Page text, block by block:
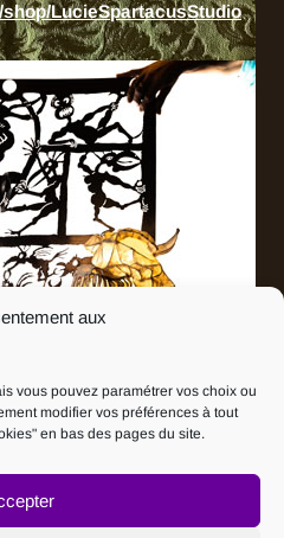
aux
vous pouvez paramétrer vos choix ou
modifier vos préférences à tout
en bas des pages du site.
LucieSpartacusStudio
Jauniaux
de vente